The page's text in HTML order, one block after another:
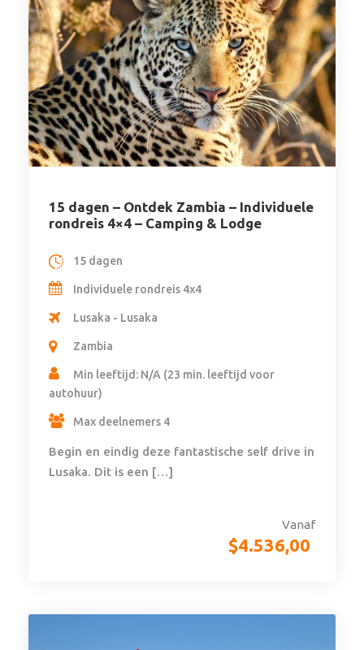
15 dagen – Ontdek Zambia – Individuele
rondreis 4×4 – Camping & Lodge
Vanaf
$4.536,00
15 dagen
Individuele rondreis 4x4
Lusaka - Lusaka
Zambia
Min leeftijd: N/A (23 min. leeftijd voor
autohuur)
Max deelnemers 4
Begin en eindig deze fantastische self drive in
Lusaka. Dit is een […]